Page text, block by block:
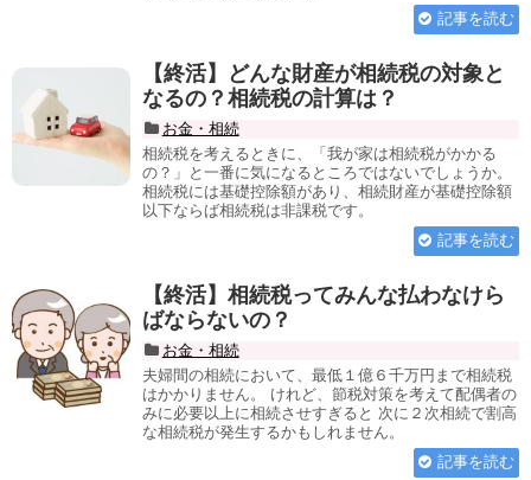
記事を読む
【終活】どんな財産が相続税の対象と
なるの？相続税の計算は？
お金・相続
相続税を考えるときに、「我が家は相続税がかかる
の？」と一番に気になるところではないでしょうか。
相続税には基礎控除額があり、相続財産が基礎控除額
以下ならば相続税は非課税です。
記事を読む
【終活】相続税ってみんな払わなけら
ばならないの？
お金・相続
夫婦間の相続において、最低１億６千万円まで相続税
はかかりません。 けれど、節税対策を考えて配偶者の
みに必要以上に相続させすぎると 次に２次相続で割高
な相続税が発生するかもしれません。
記事を読む